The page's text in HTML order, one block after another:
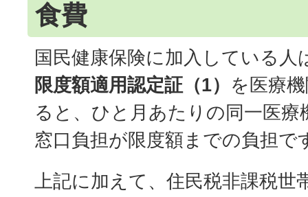
食費
国民健康保険に加入している人
限度額適用認定証（1） を医療
ると、ひと月あたりの同一医療
窓口負担が限度額までの負担で
上記に加えて、住民税非課税世